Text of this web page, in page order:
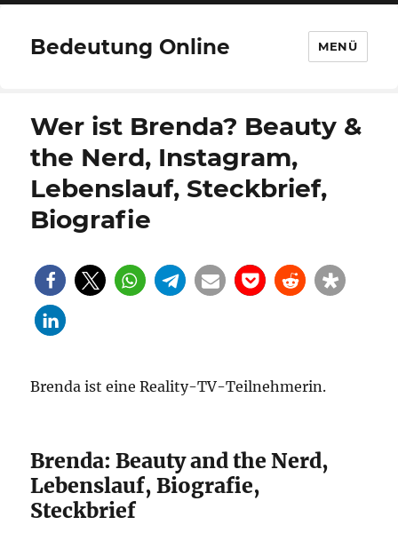
Bedeutung Online MENÜ
Wer ist Brenda? Beauty &
the Nerd, Instagram,
Lebenslauf, Steckbrief,
Biografie
Brenda ist eine Reality-TV-Teilnehmerin.
Brenda: Beauty and the Nerd,
Lebenslauf, Biografie,
Steckbrief